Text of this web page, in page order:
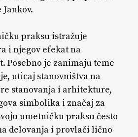
praksu istražuje
i njegov efekat na
Posebno je zanimaju teme
uticaj stanovništva na
stanovanja i arhitekture,
simbolika i značaj za
umetničku praksu često
delovanja i provlači lično